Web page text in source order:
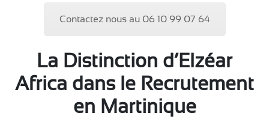
Contactez nous au 06 10 99 07 64
La Distinction d’Elzéar
Africa dans le Recrutement
en Martinique